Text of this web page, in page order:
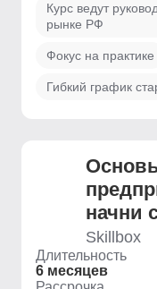
Курс ведут
рынке РФ
Фокус на практике
Гибкий график
начни
Skillbox
Длительность
6 месяцев